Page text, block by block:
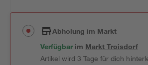
Abholung im Markt
Verfügbar im MarktTroisdorf
Artikel wird 3 Tage für dich